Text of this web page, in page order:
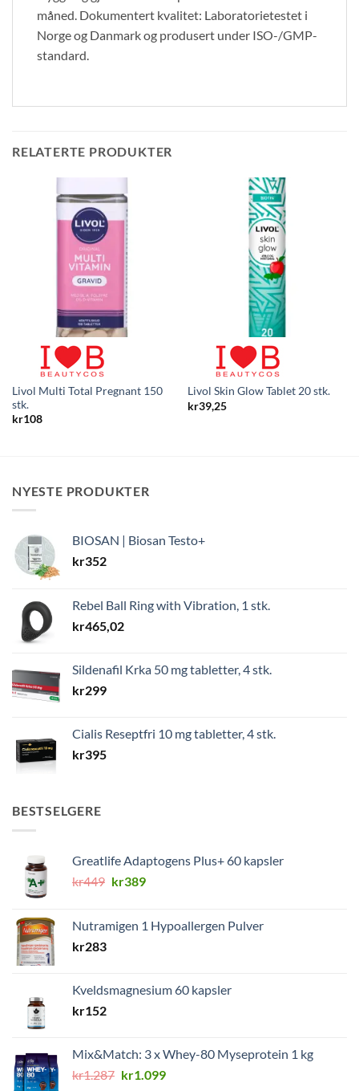
måned. Dokumentert kvalitet: Laboratorietestet i
Norge og Danmark og produsert under ISO-/GMP-
standard.
RELATERTE PRODUKTER
Livol Multi Total Pregnant 150
stk.
kr108
Livol Skin Glow Tablet 20 stk.
kr39,25
NYESTE PRODUKTER
BIOSAN | Biosan Testo+
kr352
Rebel Ball Ring with Vibration, 1 stk.
kr465,02
Sildenafil Krka 50 mg tabletter, 4 stk.
kr299
Cialis Reseptfri 10 mg tabletter, 4 stk.
kr395
BESTSELGERE
Greatlife Adaptogens Plus+ 60 kapsler
kr449 Opprinnelig
kr449.
kr389Nåværende
kr389.
Nutramigen 1 Hypoallergen Pulver
kr283
Kveldsmagnesium 60 kapsler
kr152
Mix&Match: 3 x Whey-80 Myseprotein 1 kg
kr1.287 Opprinnelig
kr1.099Nåværende